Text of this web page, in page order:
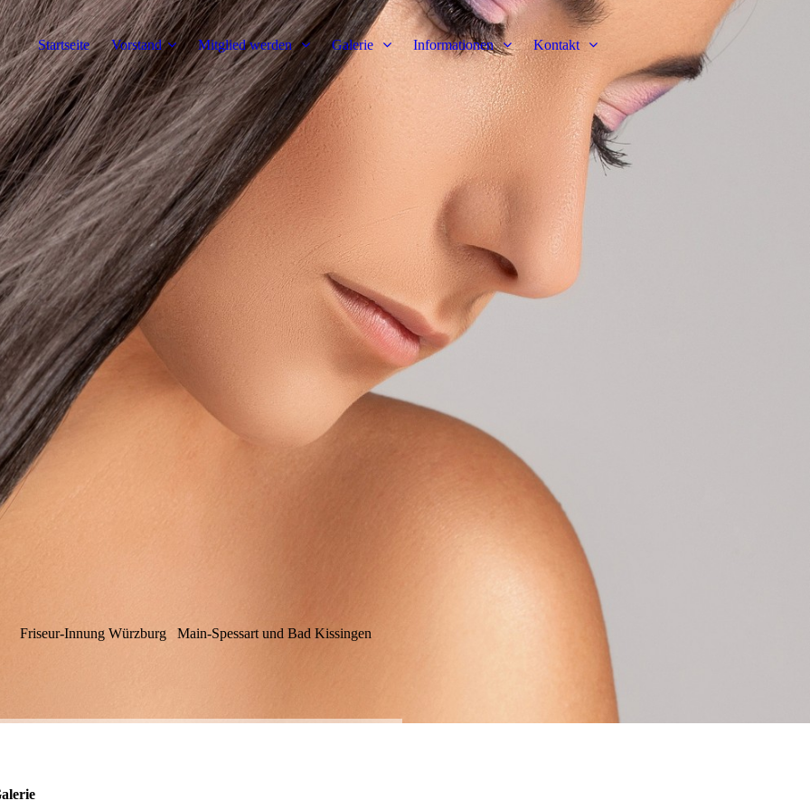
Startseite Vorstand Mitglied werden Galerie Informationen Kontakt
Friseur-Innung Würzburg Main-Spessart und Bad Kissingen